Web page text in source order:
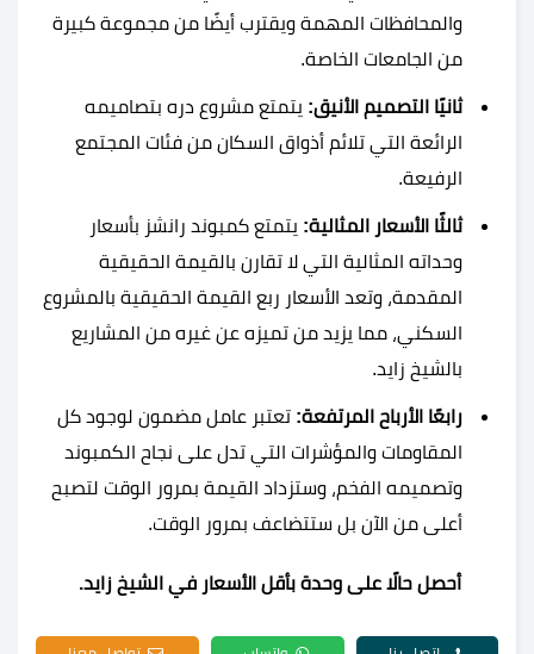
والمحافظات المهمة ويقترب أيضًا من مجموعة كبيرة
من الجامعات الخاصة.
ثانيًا التصميم الأنيق: يتمتع مشروع دره بتصاميمه
الرائعة التي تلائم أذواق السكان من فئات المجتمع
الرفيعة.
ثالثًا الأسعار المثالية: يتمتع كمبوند رانشز بأسعار
وحداته المثالية التي لا تقارن بالقيمة الحقيقية
المقدمة، وتعد الأسعار ربع القيمة الحقيقية بالمشروع
السكني، مما يزيد من تميزه عن غيره من المشاريع
بالشيخ زايد.
رابعًا الأرباح المرتفعة: تعتبر عامل مضمون لوجود كل
المقاومات والمؤشرات التي تدل على نجاح الكمبوند
وتصميمه الفخم، وستزداد القيمة بمرور الوقت لتصبح
أعلى من الآن بل ستتضاعف بمرور الوقت.
أحصل حالًا على وحدة بأقل الأسعار في الشيخ زايد.